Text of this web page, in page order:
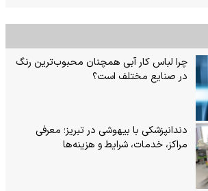
چرا لباس کار آبی همچنان محبوب‌ترین رنگ
در صنایع مختلف است؟
دندانپزشکی با بیهوشی در تبریز؛ معرفی
مراکز، خدمات، شرایط و هزینه‌ها